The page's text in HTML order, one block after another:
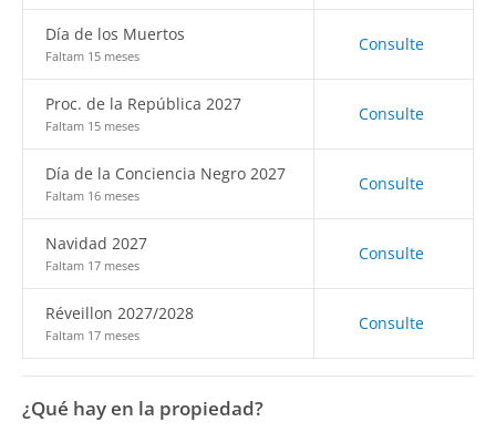
Día de los Muertos
Faltam 15 meses
Consulte
Proc. de la República 2027
Faltam 15 meses
Consulte
Día de la Conciencia Negro 2027
Faltam 16 meses
Consulte
Navidad 2027
Faltam 17 meses
Consulte
Réveillon 2027/2028
Faltam 17 meses
Consulte
¿Qué hay en la propiedad?